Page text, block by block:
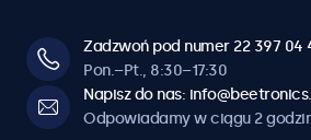
Zadzwoń pod numer 22 397 04
Pon.–Pt., 8:30–17:30
Napisz do nas:
Odpowiadamy w ciągu 2